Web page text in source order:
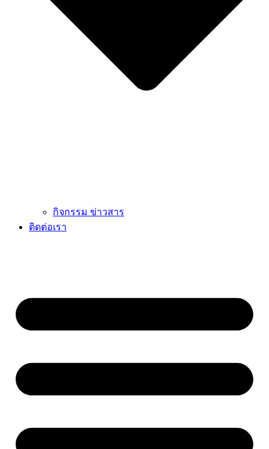
กิจกรรม ข่าวสาร
ติดต่อเรา